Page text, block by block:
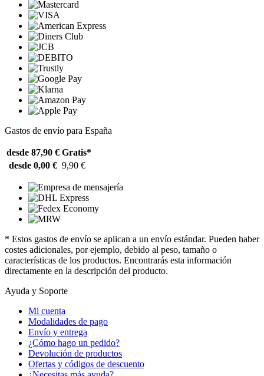
Gastos de envío para España
desde 87,90 € Gratis*
desde 0,00 € 9,90 €
* Estos gastos de envío se aplican a un envío estándar. Pueden haber
costes adicionales, por ejemplo, debido al peso, tamaño o
características de los productos. Encontrarás esta información
directamente en la descripción del producto.
Ayuda y Soporte
Mi cuenta
Modalidades de pago
Envío y entrega
¿Cómo hago un pedido?
Devolución de productos
Ofertas y códigos de descuento